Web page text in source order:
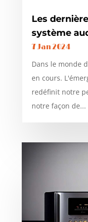
Les
système
7 Jan 2024
Dans le monde
en cours.
redéfinit notre
notre façon de...